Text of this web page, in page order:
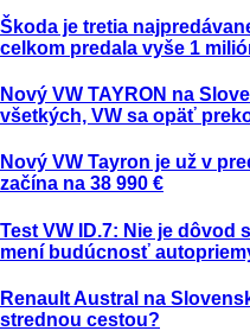
Škoda je tretia
celkom predala vyše 1
Nový VW TAYRON na
všetkých, VW sa opäť
Nový VW Tayron je už v
začína na 38 990 €
Test VW ID.7: Nie je
mení budúcnosť
Renault Austral na
strednou cestou?